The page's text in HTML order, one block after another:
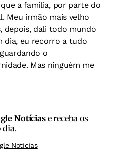
a família, por parte do
Meu irmão mais velho
depois, dali todo mundo
dia, eu recorro a tudo
o
Mas ninguém me
Notíciase receba os
dia.
Noticias